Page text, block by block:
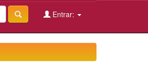
Entrar: